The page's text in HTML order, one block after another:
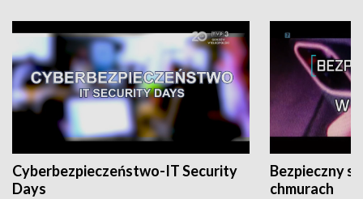
Cyberbezpieczeństwo-IT Security
Days
Bezpieczny
chmurach